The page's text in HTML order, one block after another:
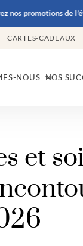
promotions de l’été
CARTES-CADEAUX
NOUS NOS
et